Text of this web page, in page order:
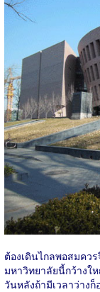
ต้องเดินไกลพอสมคว
มหาวิทยาลัยนี้กว้างใ
วันหลังถ้ามีเวลาว่าง